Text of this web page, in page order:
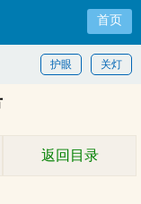
首页
关灯
护眼
返回目录